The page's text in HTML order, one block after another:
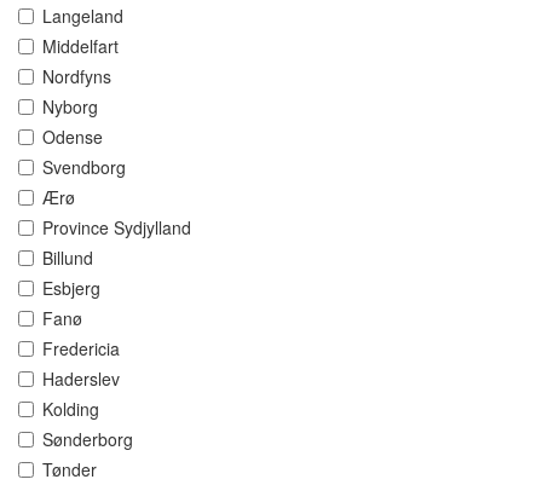
Langeland
Middelfart
Nordfyns
Nyborg
Odense
Svendborg
Ærø
Province Sydjylland
Billund
Esbjerg
Fanø
Fredericia
Haderslev
Kolding
Sønderborg
Tønder